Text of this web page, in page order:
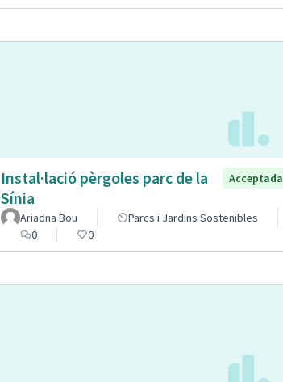
Instal·lació pèrgoles parc de la
Sínia
Acceptada
Ariadna Bou
Parcs i Jardins Sostenibles
0
0